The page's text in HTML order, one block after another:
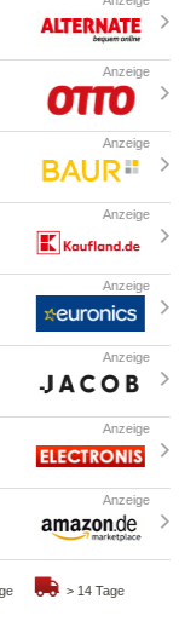
> 14 Tage